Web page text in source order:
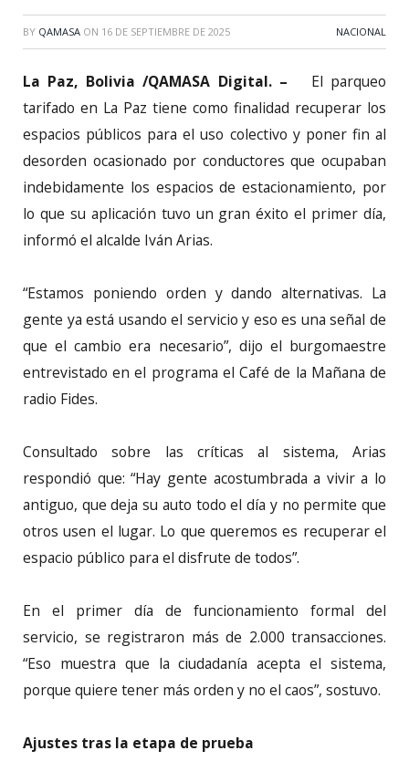
BY QAMASA ON 16 DE SEPTIEMBRE DE 2025 NACIONAL
La Paz, Bolivia /QAMASA Digital. –
El parqueo
tarifado en La Paz tiene como finalidad recuperar los
espacios públicos para el uso colectivo y poner fin al
desorden ocasionado por conductores que ocupaban
indebidamente los espacios de estacionamiento, por
lo que su aplicación tuvo un gran éxito el primer día,
informó el alcalde Iván Arias.
“Estamos poniendo orden y dando alternativas. La
gente ya está usando el servicio y eso es una señal de
que el cambio era necesario”, dijo el burgomaestre
entrevistado en el programa el Café de la Mañana de
radio Fides.
Consultado sobre las críticas al sistema, Arias
respondió que: “Hay gente acostumbrada a vivir a lo
antiguo, que deja su auto todo el día y no permite que
otros usen el lugar. Lo que queremos es recuperar el
espacio público para el disfrute de todos”.
En el primer día de funcionamiento formal del
servicio, se registraron más de 2.000 transacciones.
“Eso muestra que la ciudadanía acepta el sistema,
porque quiere tener más orden y no el caos”, sostuvo.
Ajustes tras la etapa de prueba